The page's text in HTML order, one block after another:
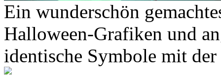
Ein wunderschön
Halloween-Grafiken und
identische Symbole mit